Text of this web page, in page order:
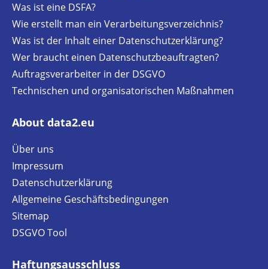
Was ist eine DSFA?
Wie erstellt man ein Verarbeitungsverzeichnis?
Was ist der Inhalt einer Datenschutzerklärung?
Wer braucht einen Datenschutzbeauftragten?
Auftragsverarbeiter in der DSGVO
Technischen und organisatorischen Maßnahmen
About data2.eu
Über uns
Impressum
Datenschutzerklärung
Allgemeine Geschäftsbedingungen
Sitemap
DSGVO Tool
Haftungsausschluss